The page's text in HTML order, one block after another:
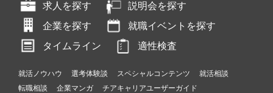
求人を探す
説明会を探す
企業を探す
就職イベントを探す
タイムライン
適性検査
就活ノウハウ 選考体験談 スペシャルコンテンツ
就活相談
転職相談
企業マンガ チアキャリアユーザーガイド